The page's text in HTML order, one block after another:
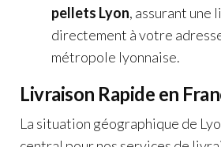
pellets Lyon, assurant une
directement à votre
métropole lyonnaise.
Livraison Rapide en
La situation géographique de